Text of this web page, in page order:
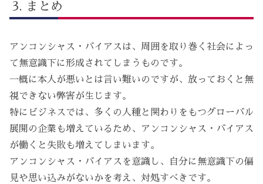
まとめ
アンコンシャス・バイアスは、周囲を取り巻く社会によっ
て無意識下に形成されてしまうものです。
一概に本人が悪いとは言い難いのですが、放っておくと無
視できない弊害が生じます。
特にビジネスでは、多くの人種と関わりをもつグローバル
展開の企業も増えているため、アンコンシャス・バイアス
が働くと失敗も増えてしまいます。
アンコンシャス・バイアスを意識し、自分に無意識下の偏
見や思い込みがないかを考え、対処すべきです。